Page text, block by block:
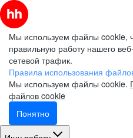
Мы используем файлы cookie,
правильную работу нашего
сетевой трафик.
Правила использования
Мы используем файлы cookie.
файлов cookie
Понятно